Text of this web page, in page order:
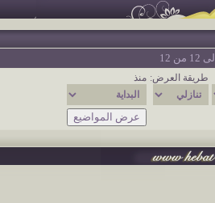
طريقة العرض: منذ